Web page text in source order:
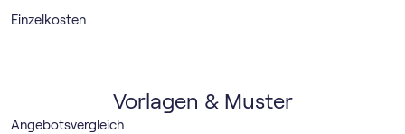
Einzelkosten
Vorlagen & Muster
Angebotsvergleich